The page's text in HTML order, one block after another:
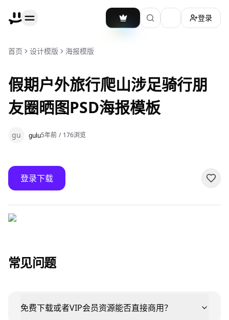
加载主题切换
登录
首页 设计模版 海报模版
假期户外旅行爬山涉足骑行朋
友圈晒图PSD海报模板
gu gulu5年前 / 176浏览
登录下载
常见问题
免费下载或者VIP会员资源能否直接商用？